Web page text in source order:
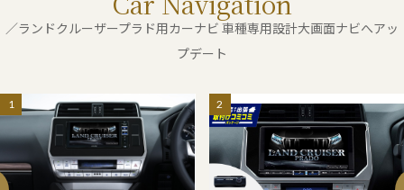
／ランドクルーザープラド用カーナビ 車種専用設計大画面ナビへアッ
プデート
1 2